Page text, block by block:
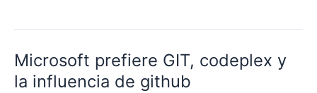
ASP.Net
MVC
Microsoft prefiere GIT, codeplex y
la influencia de github